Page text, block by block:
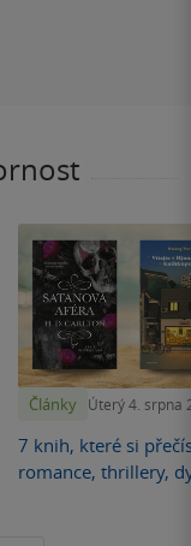
Články Úterý 4. srpna
7 knih, které si
romance, thrillery,